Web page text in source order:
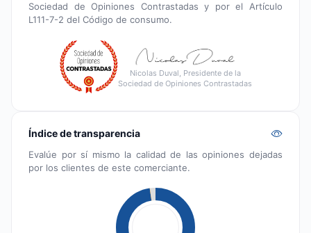
Sociedad de Opiniones Contrastadas y por el Artículo
L111-7-2 del Código de consumo.
Nicolas Duval, Presidente de la
Sociedad de Opiniones Contrastadas
Índice de transparencia
Evalúe por sí mismo la calidad de las opiniones dejadas
por los clientes de este comerciante.